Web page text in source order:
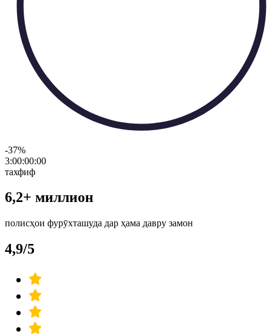
-37%
3:00:00:00
тахфиф
6,2+ миллион
полисҳои фурӯхташуда дар ҳама давру замон
4,9/5